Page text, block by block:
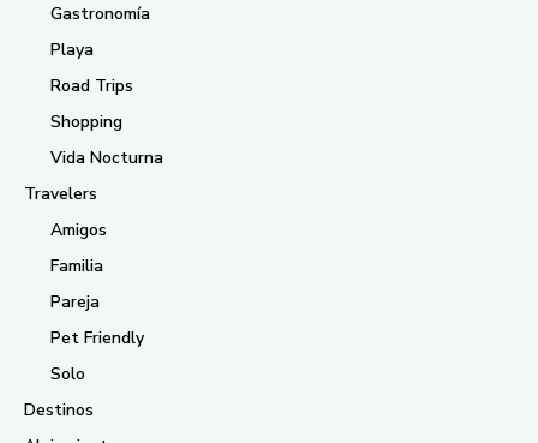
Gastronomía
Playa
Road Trips
Shopping
Vida Nocturna
Travelers
Amigos
Familia
Pareja
Pet Friendly
Solo
Destinos